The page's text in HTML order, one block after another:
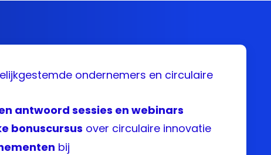
ondernemers en circulaire
antwoord sessies en webinars
bonuscursus over circulaire innovatie
bij